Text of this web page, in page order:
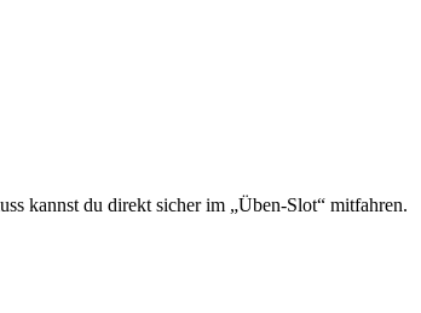
kannst du direkt sicher im „Üben-Slot“ mitfahren.